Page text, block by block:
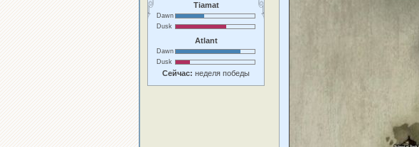
Tiamat
Dawn
Dusk
Atlant
Dawn
Dusk
Сейчас: неделя победы